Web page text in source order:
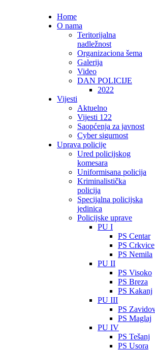
Home
O nama
Teritorijalna
nadležnost
Organizaciona šema
Galerija
Video
DAN POLICIJE
2022
Vijesti
Aktuelno
Vijesti 122
Saopćenja za javnost
Cyber sigurnost
Uprava policije
Ured policijskog
komesara
Uniformisana policija
Kriminalistička
policija
Specijalna policijska
jedinica
Policijske uprave
PU I
PS Centar
PS Crkvice
PS Nemila
PU II
PS Visoko
PS Breza
PS Kakanj
PU III
PS
PS Maglaj
PU IV
PS Tešanj
PS Usora